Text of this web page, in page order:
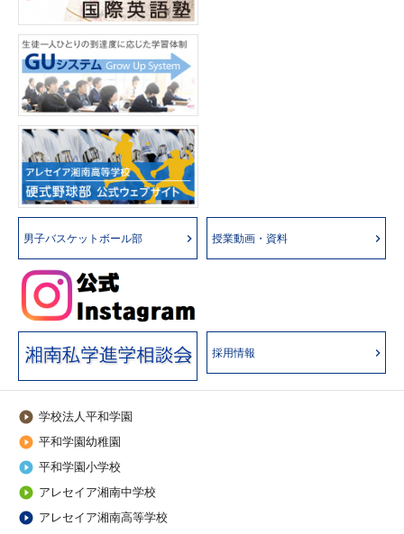
授業動画・資料
男子バスケットボール部
採用情報
 学校法人平和学園
 平和学園幼稚園
 平和学園小学校
 アレセイア湘南中学校
 アレセイア湘南高等学校